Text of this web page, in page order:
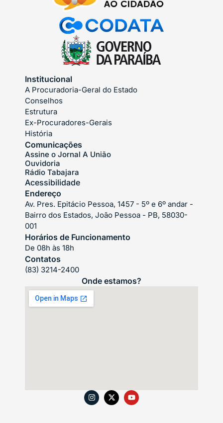
Institucional
A Procuradoria-Geral do Estado
Conselhos
Estrutura
Ex-Procuradores-Gerais
História
Comunicações
Assine o Jornal A União
Ouvidoria
Rádio Tabajara
Acessibilidade
Endereço
Av. Pres. Epitácio Pessoa, 1457 - 5º e 6º andar -
Bairro dos Estados, João Pessoa - PB, 58030-
001
Horários de Funcionamento
De 08h às 18h
Contatos
(83) 3214-2400
Onde estamos?